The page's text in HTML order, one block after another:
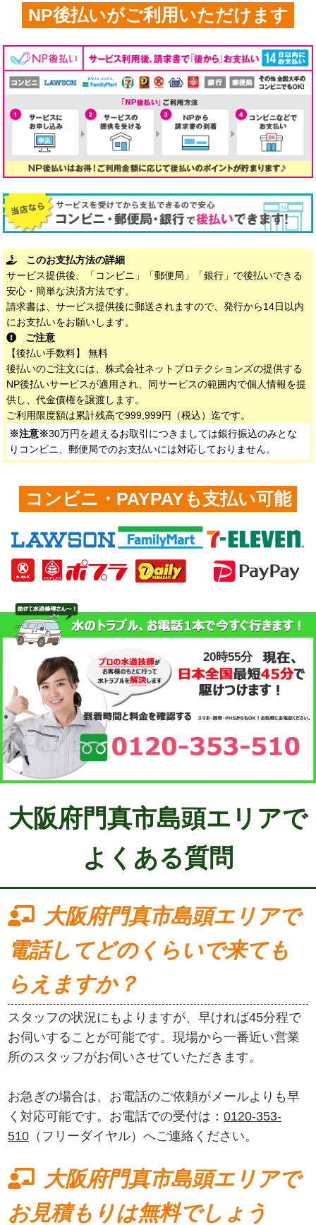
NP後払いがご利用いただけます
このお支払方法の詳細
サービス提供後、「コンビニ」「郵便局」「銀行」で後払いできる
安心・簡単な決済方法です。
請求書は、サービス提供後に郵送されますので、発行から14日以内
にお支払いをお願いします。
ご注意
【後払い手数料】 無料
後払いのご注文には、株式会社ネットプロテクションズの提供する
NP後払いサービスが適用され、同サービスの範囲内で個人情報を提
供し、代金債権を譲渡します。
ご利用限度額は累計残高で999,999円（税込）迄です。
※注意※30万円を超えるお取引につきましては銀行振込のみとな
りコンビニ、郵便局でのお支払いには対応しておりません。
コンビニ・PAYPAYも支払い可能
20時55分
大阪府門真市島頭エリアで
よくある質問
大阪府門真市島頭エリアで
電話してどのくらいで来ても
らえますか？
スタッフの状況にもよりますが、早ければ45分程で
お伺いすることが可能です。現場から一番近い営業
所のスタッフがお伺いさせていただきます。
お急ぎの場合は、お電話のご依頼がメールよりも早
く対応可能です。お電話での受付は：0120-353-
510 （フリーダイヤル）へご連絡ください。
大阪府門真市島頭エリアで
お見積もりは無料でしょう